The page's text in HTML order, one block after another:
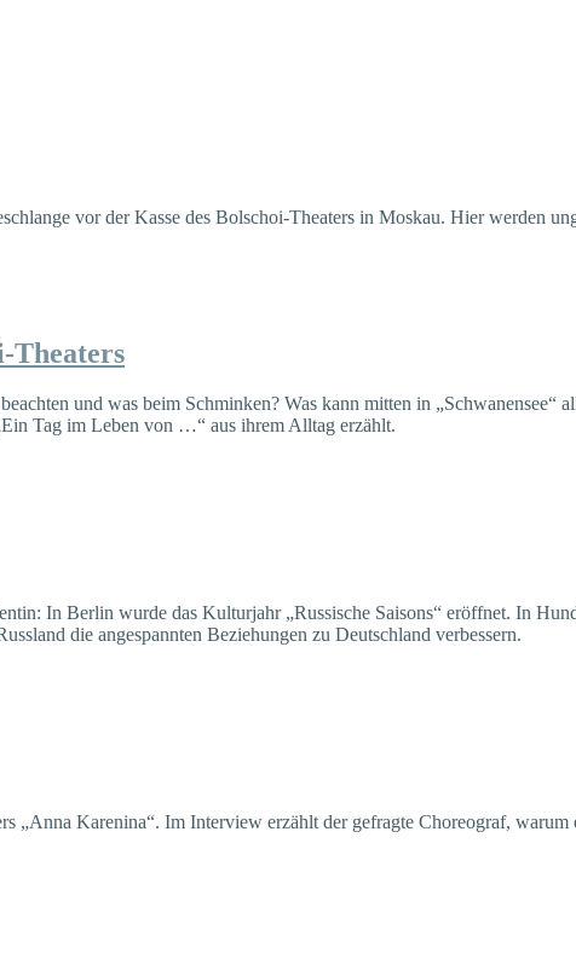
vor der Kasse des Bolschoi-Theaters in Moskau. Hier werden
Theaters
und was beim Schminken? Was kann mitten in „Schwanensee“
Tag im Leben von …“ aus ihrem Alltag erzählt.
In Berlin wurde das Kulturjahr „Russische Saisons“ eröffnet. In
die angespannten Beziehungen zu Deutschland verbessern.
„Anna Karenina“. Im Interview erzählt der gefragte Choreograf,